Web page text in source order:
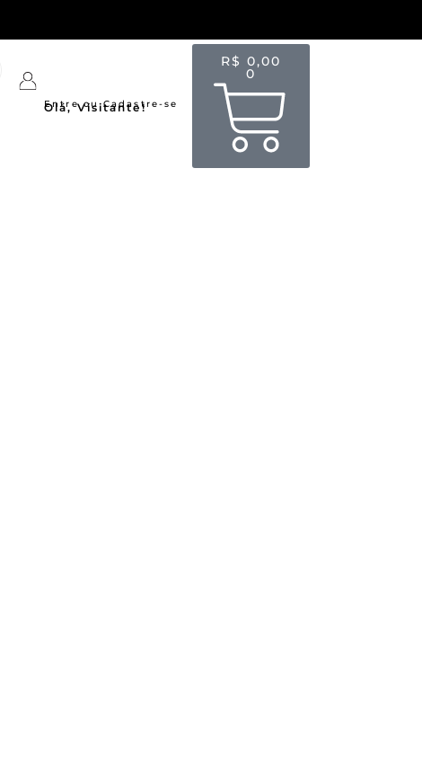
Olá, Visitante!
Entre ou Cadastre-se
R$ 0,00
0